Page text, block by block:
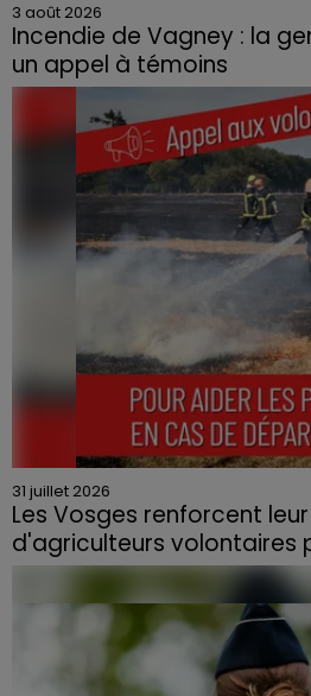
3 août 2026
Incendie de Vagney : la
un appel à témoins
Le feu, parti d'une haie avant
quartier résidentiel, avait
contraint à l'évacuation d'une
31 juillet 2026
Les Vosges renforcent
d'agriculteurs volontaires
Face à la sécheresse et aux
la Chambre d'agriculture des
aux agriculteurs volontaires